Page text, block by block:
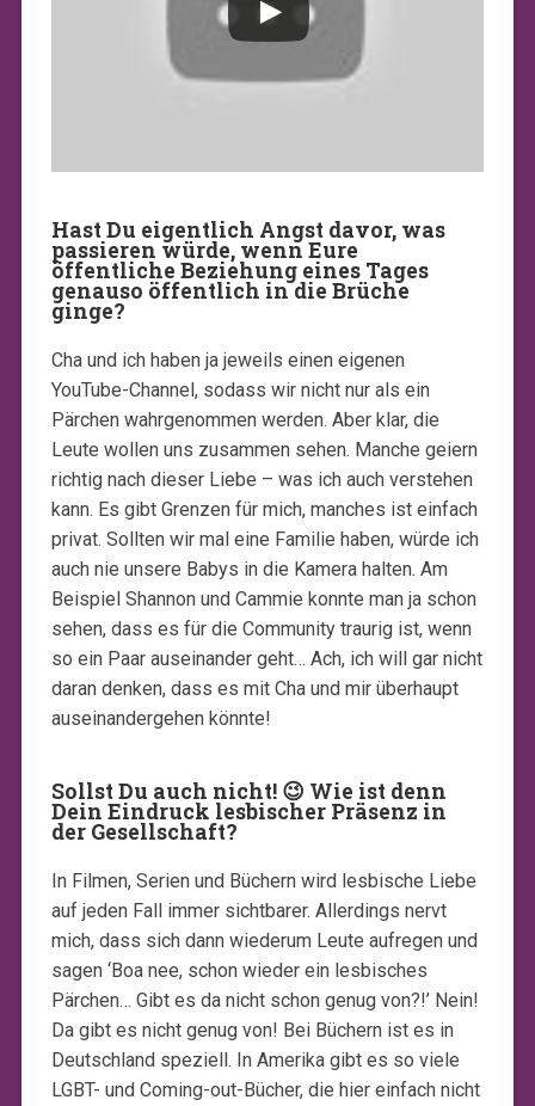
Hast Du eigentlich Angst davor, was
passieren würde, wenn Eure
öffentliche Beziehung eines Tages
genauso öffentlich in die Brüche
ginge?
Cha und ich haben ja jeweils einen eigenen
YouTube-Channel, sodass wir nicht nur als ein
Pärchen wahrgenommen werden. Aber klar, die
Leute wollen uns zusammen sehen. Manche geiern
richtig nach dieser Liebe – was ich auch verstehen
kann. Es gibt Grenzen für mich, manches ist einfach
privat. Sollten wir mal eine Familie haben, würde ich
auch nie unsere Babys in die Kamera halten. Am
Beispiel Shannon und Cammie konnte man ja schon
sehen, dass es für die Community traurig ist, wenn
so ein Paar auseinander geht… Ach, ich will gar nicht
daran denken, dass es mit Cha und mir überhaupt
auseinandergehen könnte!
Sollst Du auch nicht! 😉 Wie ist denn
Dein Eindruck lesbischer Präsenz in
der Gesellschaft?
In Filmen, Serien und Büchern wird lesbische Liebe
auf jeden Fall immer sichtbarer. Allerdings nervt
mich, dass sich dann wiederum Leute aufregen und
sagen ‘Boa nee, schon wieder ein lesbisches
Pärchen… Gibt es da nicht schon genug von?!’ Nein!
Da gibt es nicht genug von! Bei Büchern ist es in
Deutschland speziell. In Amerika gibt es so viele
LGBT- und Coming-out-Bücher, die hier einfach nicht